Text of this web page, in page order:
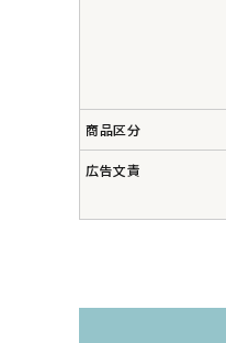
コラム・スタッフのおすすめ
商品区分
広告文責